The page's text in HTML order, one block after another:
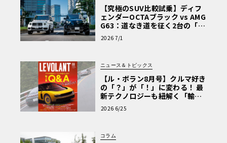
【究極のSUV比較試乗】ディフ
ェンダーOCTAブラック vs AMG
G63：道なき道を征く2台の「対
極的アプローチ」
2026 7/1
ニュース＆トピックス
【ル・ボラン8月号】クルマ好き
の「？」が「！」に変わる！ 最
新テクノロジーも紐解く「輸入
車Q&A」
2026 6/25
コラム